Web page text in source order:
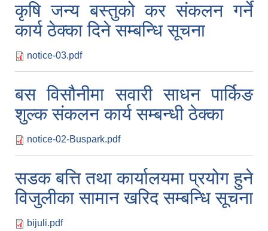
कृषि जन्य बस्तुको कर संकलन गर्ने
कार्य ठेक्का दिने सम्बन्धि सूचना
notice-03.pdf
बस विसौनीमा सवारी साधन पार्किङ
शुल्क संकलन कार्य सम्बन्धी ठेक्का
notice-02-Buspark.pdf
सडक बत्ति तथा कार्यालयमा प्रयोग हुने
विजुलीका सामान खरिद सम्बन्धि सूचना
bijuli.pdf